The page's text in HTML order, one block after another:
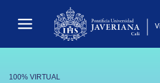
100% VIRTUAL